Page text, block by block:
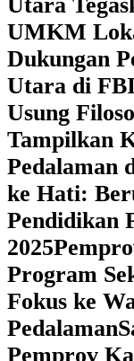
UMKM
Dukungan
Utara di
Usung
Tampilkan
Pedalaman
ke Hati:
Pendidikan
2025
Program
Fokus ke
Pedalaman
Pemprov